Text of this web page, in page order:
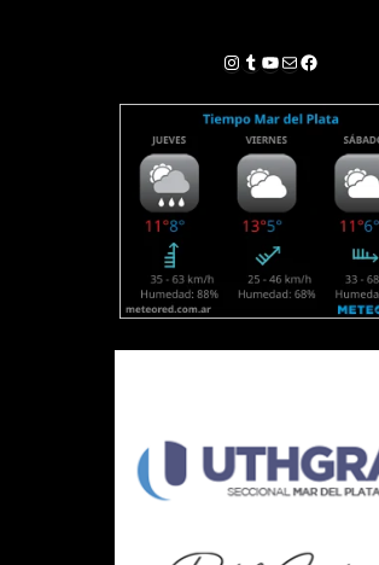
Instagram
Tumblr
YouTube
Correo electrónico
Facebook